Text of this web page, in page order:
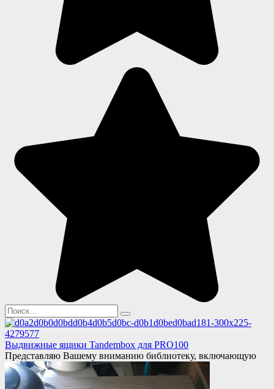
Search
for:
Выдвижные ящики Tandembox для PRO100
Представляю Вашему вниманию библиотеку, включающую